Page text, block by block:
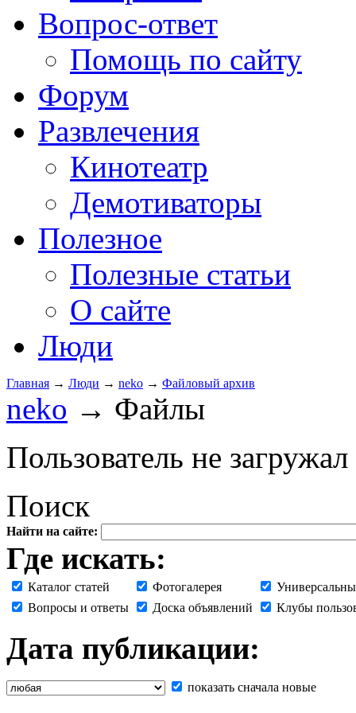
Вопрос-ответ
Помощь по сайту
Форум
Развлечения
Кинотеатр
Демотиваторы
Полезное
Полезные статьи
О сайте
Люди
Главная → Люди → neko → Файловый архив
neko → Файлы
Пользователь не
Поиск
Найти на сайте:
Где искать:
Каталог статей Фотогалерея
Вопросы и ответы
Доска объявлений Клубы
Дата публикации:
показать сначала новые